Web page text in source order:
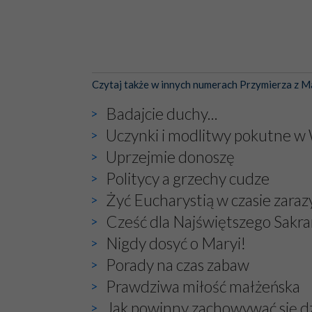
Czytaj także w innych numerach Przymierza z
Badajcie duchy...
Uczynki i modlitwy pokutne w
Uprzejmie donoszę
Politycy a grzechy cudze
Żyć Eucharystią w czasie
Cześć dla Najświętszego
Nigdy dosyć o Maryi!
Porady na czas zabaw
Prawdziwa miłość małżeńska
Jak powinny zachowywać się